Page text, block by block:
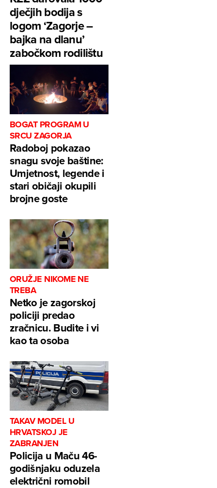
dječjih bodija s
logom ‘Zagorje –
bajka na dlanu’
zabočkom rodilištu
BOGAT PROGRAM U
SRCU ZAGORJA
Radoboj pokazao
snagu svoje baštine:
Umjetnost, legende i
stari običaji okupili
brojne goste
ORUŽJE NIKOME NE
TREBA
Netko je zagorskoj
policiji predao
zračnicu. Budite i vi
kao ta osoba
TAKAV MODEL U
HRVATSKOJ JE
ZABRANJEN
Policija u Maču 46-
godišnjaku oduzela
električni romobil